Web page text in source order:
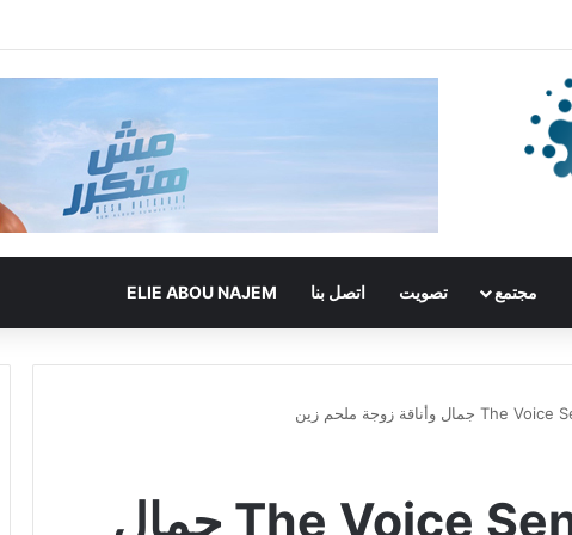
مجتمع تصويت اتصل بنا ELIE ABOU NAJEM
بالصورة – في The Voice Senior جمال